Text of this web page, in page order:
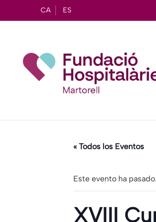
CA ES
« Todos los Eventos
Este evento ha pasado.
XVIII